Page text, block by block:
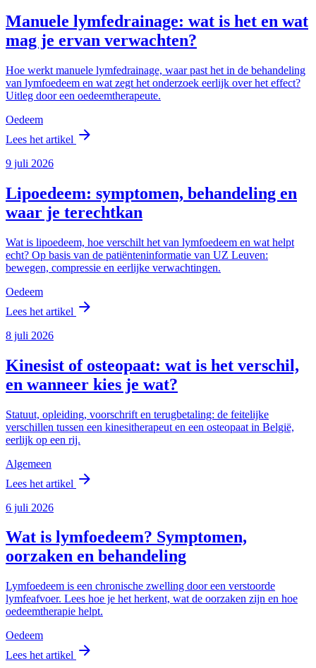
Manuele lymfedrainage: wat is het en wat
mag je ervan verwachten?
Hoe werkt manuele lymfedrainage, waar past het in de behandeling
van lymfoedeem en wat zegt het onderzoek eerlijk over het effect?
Uitleg door een oedeemtherapeute.
Oedeem
Lees het artikel arrow_forward
9 juli 2026
Lipoedeem: symptomen, behandeling en
waar je terechtkan
Wat is lipoedeem, hoe verschilt het van lymfoedeem en wat helpt
echt? Op basis van de patiënteninformatie van UZ Leuven:
bewegen, compressie en eerlijke verwachtingen.
Oedeem
Lees het artikel arrow_forward
8 juli 2026
Kinesist of osteopaat: wat is het verschil,
en wanneer kies je wat?
Statuut, opleiding, voorschrift en terugbetaling: de feitelijke
verschillen tussen een kinesitherapeut en een osteopaat in België,
eerlijk op een rij.
Algemeen
Lees het artikel arrow_forward
6 juli 2026
Wat is lymfoedeem? Symptomen,
oorzaken en behandeling
Lymfoedeem is een chronische zwelling door een verstoorde
lymfeafvoer. Lees hoe je het herkent, wat de oorzaken zijn en hoe
oedeemtherapie helpt.
Oedeem
Lees het artikel arrow_forward